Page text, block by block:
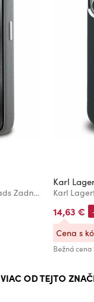
Karl Lagerfeld Grained PU K&CH Heads Zadný Kryt pre iPhone 15 Pro Grey
Karl
14,63 €
Bežná cena
Cena s
VIAC OD TEJTO